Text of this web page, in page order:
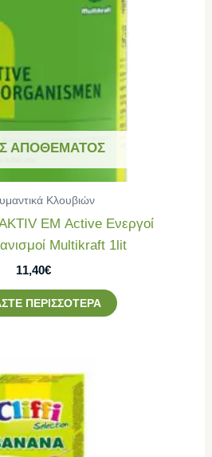
ΑΠΟΘΈΜΑΤΟΣ
Κλουβιών
ΕΜ Active Ενεργοί
Multikraft 1lit
11,40€
ΠΕΡΙΣΣΌΤΕΡΑ